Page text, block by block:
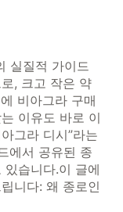
실질적 가이드
, 크고 작은 약
비아그라 구매
이유도 바로 이
그라 디시”라는
에서 공유된 종
습니다.이 글에
니다: 왜 종로인